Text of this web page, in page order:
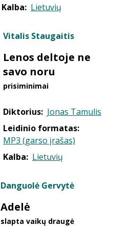
Kalba: Lietuvių
Vitalis Staugaitis
Lenos deltoje ne
savo noru
prisiminimai
Diktorius: Jonas Tamulis
Leidinio formatas:
MP3 (garso įrašas)
Kalba: Lietuvių
Danguolė Gervytė
Adelė
slapta vaikų draugė